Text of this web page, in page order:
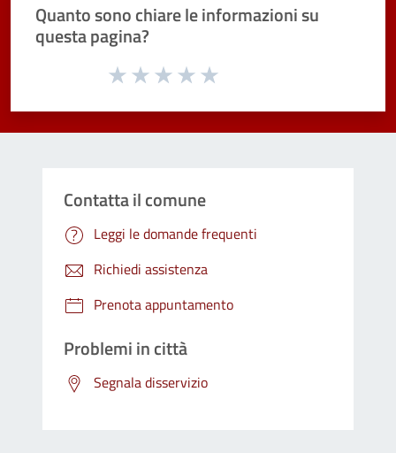
Quanto sono chiare le informazioni su
questa pagina?
Valuta da 1 a 5 stelle la pagina
Contatta il comune
Leggi le domande frequenti
Richiedi assistenza
Prenota appuntamento
Problemi in città
Segnala disservizio